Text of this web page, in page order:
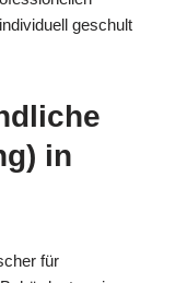
geschult
in
für